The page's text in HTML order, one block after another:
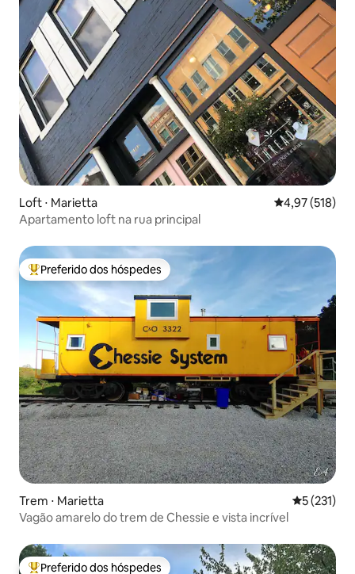
Loft ⋅ Marietta 4,97 de uma
4,97 (518)
Apartamento loft na rua principal
Entre os melhores preferidos dos hóspedes
Preferido dos hóspedes
Trem ⋅ Marietta 5 de uma
5 (231)
Vagão amarelo do trem de Chessie e vista incrível
Preferido dos hóspedes